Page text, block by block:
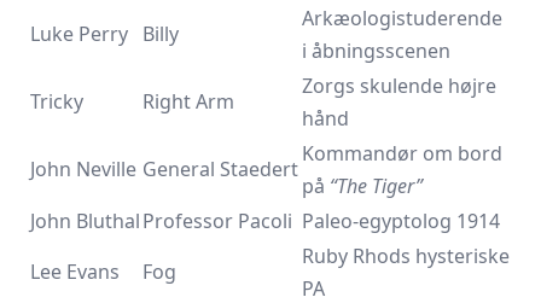
Luke Perry Billy
Arkæologistuderende
i åbningsscenen
Tricky
Right Arm
Zorgs skulende højre
hånd
John Neville General Staedert
Kommandør om bord
på “The Tiger”
John BluthalProfessor Pacoli Paleo-egyptolog 1914
Lee Evans
Fog
Ruby Rhods hysteriske
PA